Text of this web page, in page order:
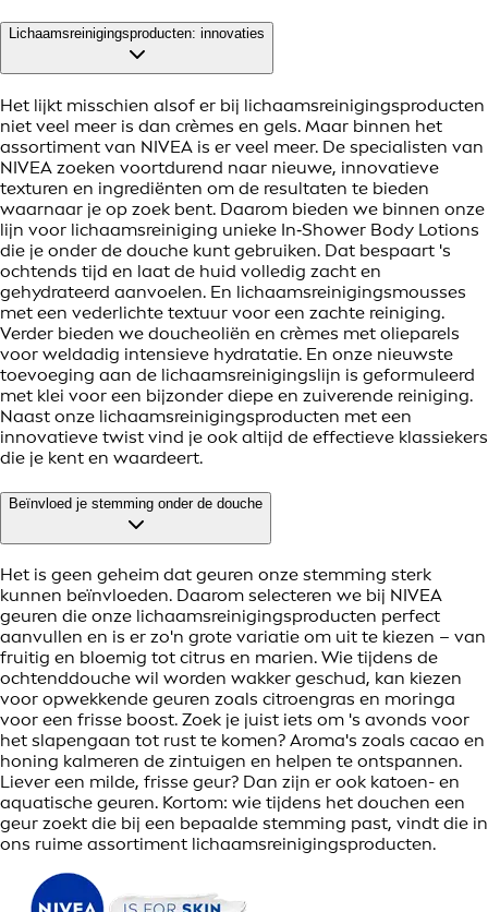
Lichaamsreinigingsproducten: innovaties
Het lijkt misschien alsof er bij lichaamsreinigingsproducten
niet veel meer is dan crèmes en gels. Maar binnen het
assortiment van NIVEA is er veel meer. De specialisten van
NIVEA zoeken voortdurend naar nieuwe, innovatieve
texturen en ingrediënten om de resultaten te bieden
waarnaar je op zoek bent. Daarom bieden we binnen onze
lijn voor lichaamsreiniging unieke In‑Shower Body Lotions
die je onder de douche kunt gebruiken. Dat bespaart 's
ochtends tijd en laat de huid volledig zacht en
gehydrateerd aanvoelen. En lichaamsreinigingsmousses
met een vederlichte textuur voor een zachte reiniging.
Verder bieden we doucheoliën en crèmes met olieparels
voor weldadig intensieve hydratatie. En onze nieuwste
toevoeging aan de lichaamsreinigingslijn is geformuleerd
met klei voor een bijzonder diepe en zuiverende reiniging.
Naast onze lichaamsreinigingsproducten met een
innovatieve twist vind je ook altijd de effectieve klassiekers
die je kent en waardeert.
Beïnvloed je stemming onder de douche
Het is geen geheim dat geuren onze stemming sterk
kunnen beïnvloeden. Daarom selecteren we bij NIVEA
geuren die onze lichaamsreinigingsproducten perfect
aanvullen en is er zo'n grote variatie om uit te kiezen – van
fruitig en bloemig tot citrus en marien. Wie tijdens de
ochtenddouche wil worden wakker geschud, kan kiezen
voor opwekkende geuren zoals citroengras en moringa
voor een frisse boost. Zoek je juist iets om 's avonds voor
het slapengaan tot rust te komen? Aroma's zoals cacao en
honing kalmeren de zintuigen en helpen te ontspannen.
Liever een milde, frisse geur? Dan zijn er ook katoen- en
aquatische geuren. Kortom: wie tijdens het douchen een
geur zoekt die bij een bepaalde stemming past, vindt die in
ons ruime assortiment lichaamsreinigingsproducten.